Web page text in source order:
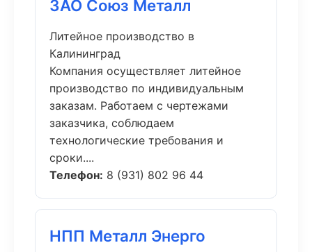
ЗАО Союз Металл
Литейное производство в
Калининград
Компания осуществляет литейное
производство по индивидуальным
заказам. Работаем с чертежами
заказчика, соблюдаем
технологические требования и
сроки....
Телефон: 8 (931) 802 96 44
НПП Металл Энерго